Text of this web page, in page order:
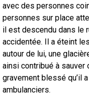
avec des personnes
personnes sur place
il est descendu dans le
accidentée. Il a éteint
autour de lui, une
ainsi contribué à sauver
gravement blessé qu’il
ambulanciers.